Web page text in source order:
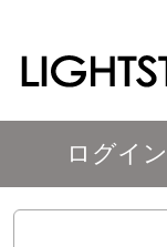
ログイン